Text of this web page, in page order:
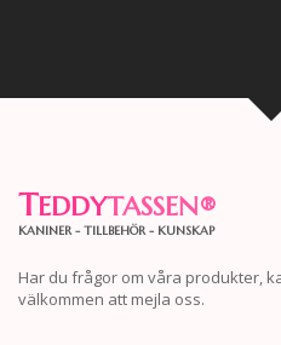
TEDDYTASSEN®
KANINER - TILLBEHÖR - KUNSKAP
Har du frågor om våra produkter,
välkommen att mejla oss.